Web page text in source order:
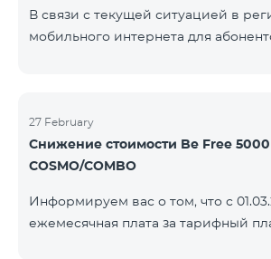
пакет COMBO 4 9900 также
скидкой 25% сроком на 12 месяцев.
В связи с текущей ситуацией в
мобильного интернета для
Дополнительная информация будет
предоставлена в случае
Благодарим за понимание.
27 February
Снижение стоимости Be Free
COSMO/COMBO
Информируем вас о том, что с
ежемесячная плата за тарифный